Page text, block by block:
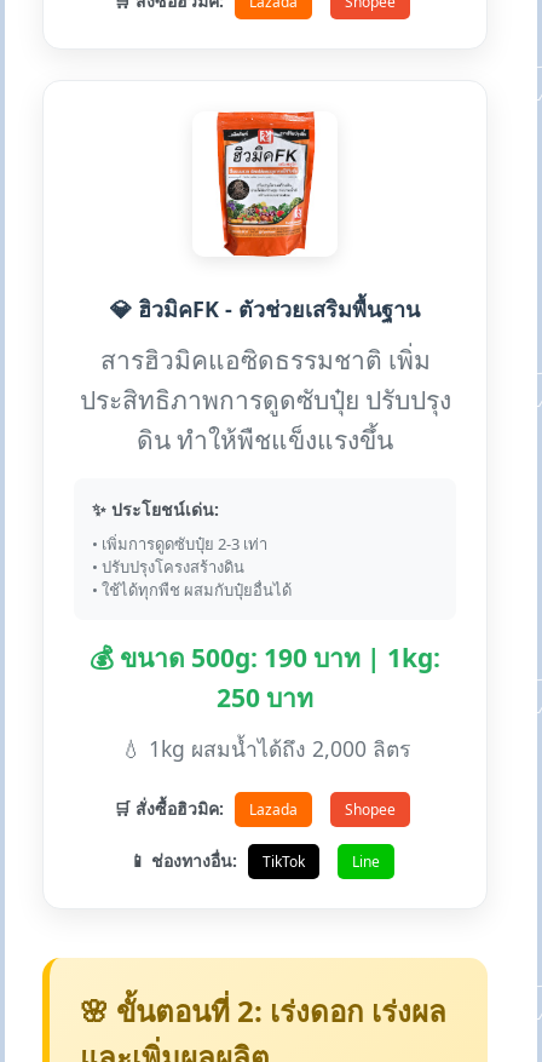
💎 ฮิวมิคFK - ตัวช่วยเสริมพื้นฐาน
สารฮิวมิคแอซิดธรรมชาติ เพิ่ม
ประสิทธิภาพการดูดซับปุ๋ย ปรับปรุง
ดิน ทำให้พืชแข็งแรงขึ้น
✨ ประโยชน์เด่น:
• เพิ่มการดูดซับปุ๋ย 2-3 เท่า
• ปรับปรุงโครงสร้างดิน
• ใช้ได้ทุกพืช ผสมกับปุ๋ยอื่นได้
💰 ขนาด 500g: 190 บาท | 1kg:
250 บาท
💧 1kg ผสมน้ำได้ถึง 2,000 ลิตร
🛒 สั่งซื้อฮิวมิค: Lazada Shopee
📱 ช่องทางอื่น: TikTok Line
🌸 ขั้นตอนที่ 2: เร่งดอก เร่งผล